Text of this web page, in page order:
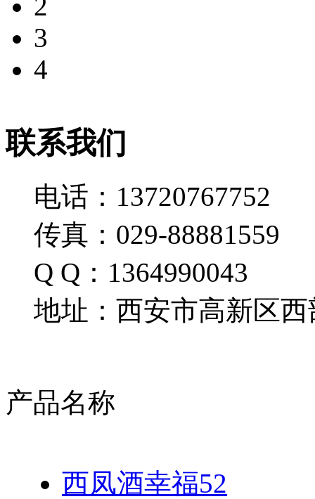
3
4
联系我们
电话：13720767752
传真：029-88881559
Q Q：1364990043
地址：西安市高新区西
产品名称
西凤酒幸福52